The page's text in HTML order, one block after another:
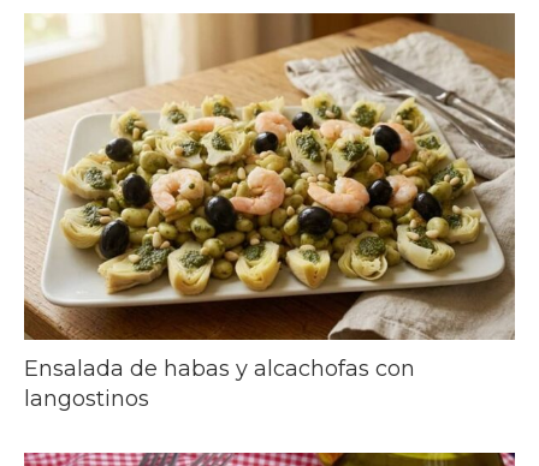
Ensalada de habas y alcachofas con
langostinos